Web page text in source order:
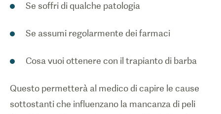
Se soffri di qualche patologia
Se assumi regolarmente dei farmaci
Cosa vuoi ottenere con il trapianto di barba
Questo permetterà al medico di capire le cause
sottostanti che influenzano la mancanza di peli